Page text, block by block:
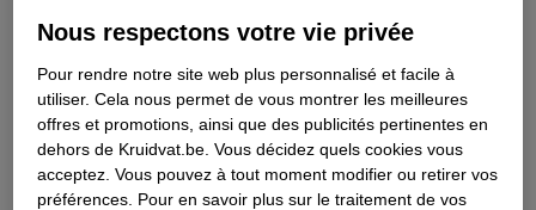
Nous respectons votre vie privée
Pour rendre notre site web plus personnalisé et facile à
utiliser. Cela nous permet de vous montrer les meilleures
offres et promotions, ainsi que des publicités pertinentes en
dehors de Kruidvat.be. Vous décidez quels cookies vous
acceptez. Vous pouvez à tout moment modifier ou retirer vos
préférences. Pour en savoir plus sur le traitement de vos